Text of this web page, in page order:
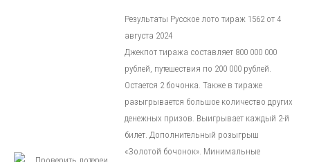
Результаты Русское лото тираж 1562 от 4
августа 2024
Джекпот тиража составляет 800 000 000
рублей, путешествия по 200 000 рублей.
Остается 2 бочонка. Также в тираже
разыгрывается большое количество других
денежных призов. Выигрывает каждый 2-й
билет. Дополнительный розыгрыш
«Золотой бочонок». Минимальные